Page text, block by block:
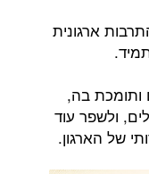
ארגונית
ותומכת בה,
ולשפר עוד
של הארגון.